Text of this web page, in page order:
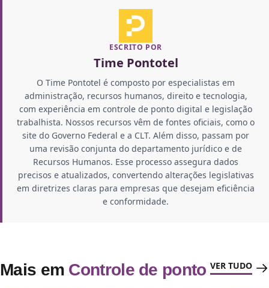
ESCRITO POR
Time Pontotel
O Time Pontotel é composto por especialistas em
administração, recursos humanos, direito e tecnologia,
com experiência em controle de ponto digital e legislação
trabalhista. Nossos recursos vêm de fontes oficiais, como o
site do Governo Federal e a CLT. Além disso, passam por
uma revisão conjunta do departamento jurídico e de
Recursos Humanos. Esse processo assegura dados
precisos e atualizados, convertendo alterações legislativas
em diretrizes claras para empresas que desejam eficiência
e conformidade.
Mais em Controle de ponto VER TUDO